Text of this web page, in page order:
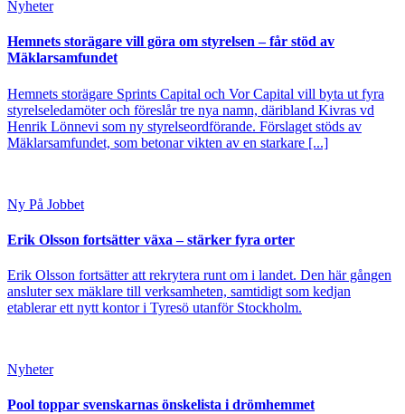
Nyheter
Hemnets storägare vill göra om styrelsen – får stöd av
Mäklarsamfundet
Hemnets storägare Sprints Capital och Vor Capital vill byta ut fyra
styrelseledamöter och föreslår tre nya namn, däribland Kivras vd
Henrik Lönnevi som ny styrelseordförande. Förslaget stöds av
Mäklarsamfundet, som betonar vikten av en starkare [...]
Ny På Jobbet
Erik Olsson fortsätter växa – stärker fyra orter
Erik Olsson fortsätter att rekrytera runt om i landet. Den här gången
ansluter sex mäklare till verksamheten, samtidigt som kedjan
etablerar ett nytt kontor i Tyresö utanför Stockholm.
Nyheter
Pool toppar svenskarnas önskelista i drömhemmet